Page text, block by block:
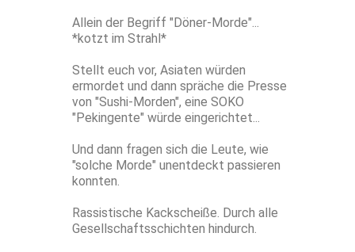
Allein der Begriff "Döner-Morde"...
*kotzt im Strahl*
Stellt euch vor, Asiaten würden
ermordet und dann spräche die Presse
von "Sushi-Morden", eine SOKO
"Pekingente" würde eingerichtet...
Und dann fragen sich die Leute, wie
"solche Morde" unentdeckt passieren
konnten.
Rassistische Kackscheiße. Durch alle
Gesellschaftsschichten hindurch.